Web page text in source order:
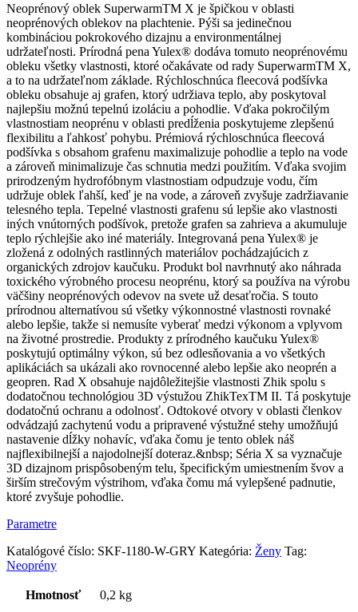
Skiff
Neoprénový oblek SuperwarmTM X je špičkou v oblasti
neoprénových oblekov na plachtenie. Pýši sa jedinečnou
kombináciou pokrokového dizajnu a environmentálnej
udržateľnosti. Prírodná pena Yulex® dodáva tomuto neoprénovému
obleku všetky vlastnosti, ktoré očakávate od rady SuperwarmTM X,
a to na udržateľnom základe. Rýchloschnúca fleecová podšívka
obleku obsahuje aj grafen, ktorý udržiava teplo, aby poskytoval
najlepšiu možnú tepelnú izoláciu a pohodlie. Vďaka pokročilým
vlastnostiam neoprénu v oblasti predĺženia poskytujeme zlepšenú
flexibilitu a ľahkosť pohybu. Prémiová rýchloschnúca fleecová
podšívka s obsahom grafenu maximalizuje pohodlie a teplo na vode
a zároveň minimalizuje čas schnutia medzi použitím. Vďaka svojim
prirodzeným hydrofóbnym vlastnostiam odpudzuje vodu, čím
udržuje oblek ľahší, keď je na vode, a zároveň zvyšuje zadržiavanie
telesného tepla. Tepelné vlastnosti grafenu sú lepšie ako vlastnosti
iných vnútorných podšívok, pretože grafen sa zahrieva a akumuluje
teplo rýchlejšie ako iné materiály. Integrovaná pena Yulex® je
zložená z odolných rastlinných materiálov pochádzajúcich z
organických zdrojov kaučuku. Produkt bol navrhnutý ako náhrada
toxického výrobného procesu neoprénu, ktorý sa používa na výrobu
väčšiny neoprénových odevov na svete už desaťročia. S touto
prírodnou alternatívou sú všetky výkonnostné vlastnosti rovnaké
alebo lepšie, takže si nemusíte vyberať medzi výkonom a vplyvom
na životné prostredie. Produkty z prírodného kaučuku Yulex®
poskytujú optimálny výkon, sú bez odlesňovania a vo všetkých
aplikáciách sa ukázali ako rovnocenné alebo lepšie ako neoprén a
geopren. Rad X obsahuje najdôležitejšie vlastnosti Zhik spolu s
dodatočnou technológiou 3D výstužou ZhikTexTM II. Tá poskytuje
dodatočnú ochranu a odolnosť. Odtokové otvory v oblasti členkov
odvádzajú zachytenú vodu a pripravené výstužné stehy umožňujú
nastavenie dĺžky nohavíc, vďaka čomu je tento oblek náš
najflexibilnejší a najodolnejší doteraz.&nbsp; ­Séria X sa vyznačuje
3D dizajnom prispôsobeným telu, špecifickým umiestnením švov a
širším strečovým výstrihom, vďaka čomu má vylepšené padnutie,
ktoré zvyšuje pohodlie.
Parametre
Katalógové číslo: SKF-1180-W-GRY Kategória: Ženy Tag:
Neoprény
Hmotnosť 0,2 kg